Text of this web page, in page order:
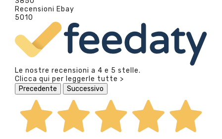
Recensioni Ebay
5010
Le nostre recensioni a 4 e 5 stelle.
Clicca qui per leggerle tutte >
Precedente
Successivo